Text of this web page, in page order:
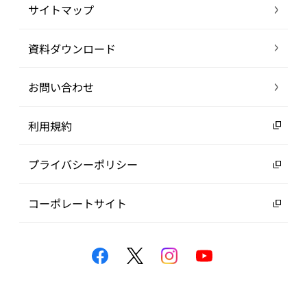
サイトマップ
資料ダウンロード
お問い合わせ
利用規約
プライバシーポリシー
コーポレートサイト